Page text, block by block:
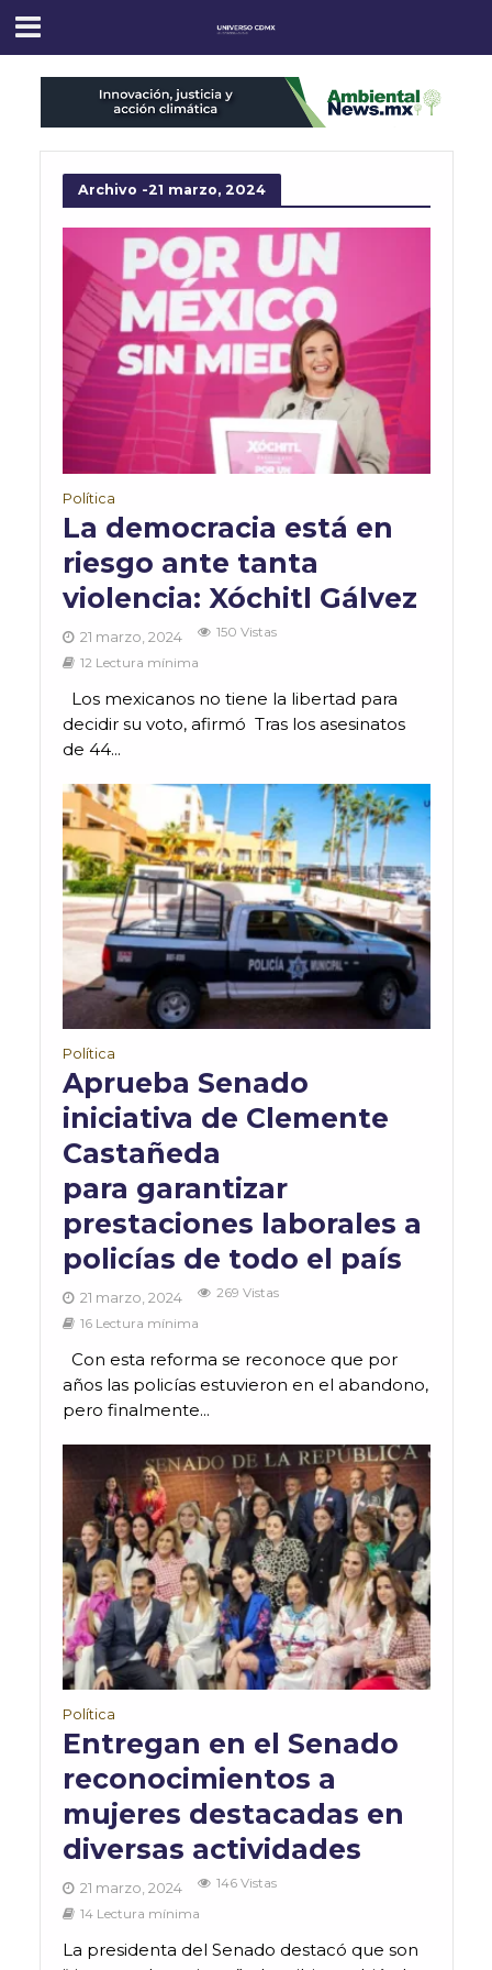
Archivo -21 marzo, 2024
Política
La democracia está en
riesgo ante tanta
violencia: Xóchitl Gálvez
21 marzo, 2024
150 Vistas
12 Lectura mínima
Los mexicanos no tiene la libertad para
decidir su voto, afirmó Tras los asesinatos
de 44...
Política
Aprueba Senado
iniciativa de Clemente
Castañeda
para garantizar
prestaciones laborales a
policías de todo el país
21 marzo, 2024
269 Vistas
16 Lectura mínima
Con esta reforma se reconoce que por
años las policías estuvieron en el abandono,
pero finalmente...
Política
Entregan en el Senado
reconocimientos a
mujeres destacadas en
diversas actividades
21 marzo, 2024
146 Vistas
14 Lectura mínima
La presidenta del Senado destacó que son